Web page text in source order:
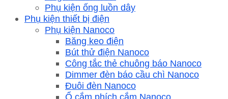
Phụ kiện ống luồn dây
Phụ kiện thiết bị điện
Phụ kiện Nanoco
Băng keo điện
Bút thử điện Nanoco
Công tắc thẻ chuông báo Nanoco
Dimmer đèn báo cầu chì Nanoco
Đuôi đèn Nanoco
Ổ cắm phích cắm Nanoco